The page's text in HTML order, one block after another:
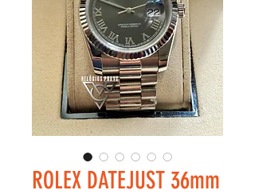
ROLEX DATEJUST 36mm